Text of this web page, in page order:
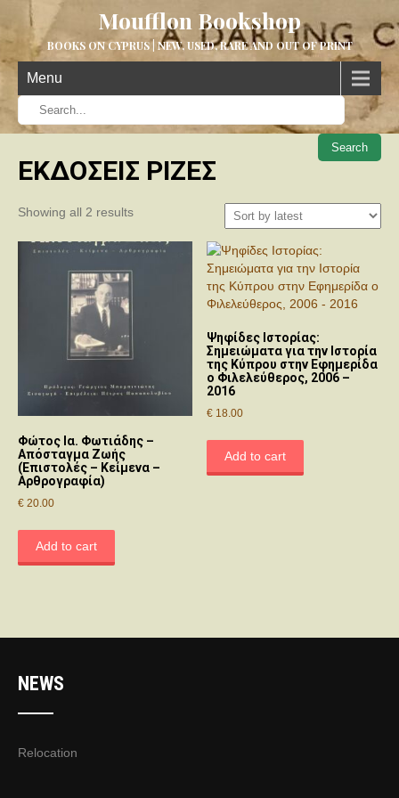
Moufflon Bookshop
BOOKS ON CYPRUS | NEW, USED, RARE AND OUT OF PRINT
Menu
When
ΕΚΔΟΣΕΙΣ ΡΙΖΕΣ
Showing all 2 resultsSorted
latest
Φώτος Ια. Φωτιάδης –
Απόσταγμα Ζωής
(Επιστολές – Κείμενα –
Αρθρογραφία)
€ 20.00
Add to cart
Ψηφίδες Ιστορίας:
Σημειώματα για την Ιστορία
της Κύπρου στην Εφημερίδα
ο Φιλελεύθερος, 2006 –
2016
€ 18.00
Add to cart
NEWS
Relocation